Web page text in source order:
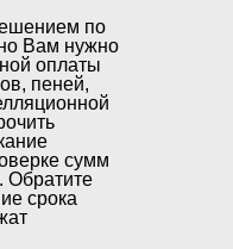
по
Вам нужно
оплаты
пеней,
сумм
Обратите
срока